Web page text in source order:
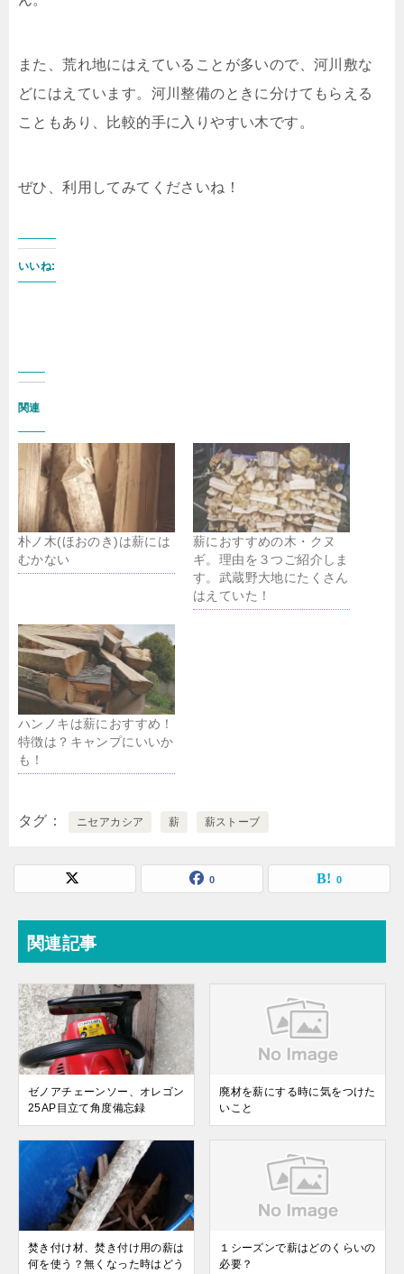
また、荒れ地にはえていることが多いので、河川敷な
どにはえています。河川整備のときに分けてもらえる
こともあり、比較的手に入りやすい木です。
ぜひ、利用してみてくださいね！
いいね:
関連
朴ノ木(ほおのき)は薪には
むかない
薪におすすめの木・クヌ
ギ。理由を３つご紹介しま
す。武蔵野大地にたくさん
はえていた！
ハンノキは薪におすすめ！
特徴は？キャンプにいいか
も！
タグ ニセアカシア 薪 薪ストーブ
0 0
関連記事
ゼノアチェーンソー、オレゴン
25AP目立て角度備忘録
廃材を薪にする時に気をつけた
いこと
焚き付け材、焚き付け用の薪は
何を使う？無くなった時はどう
１シーズンで薪はどのくらいの
必要？